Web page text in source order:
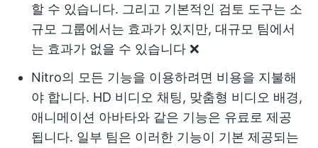
할 수 있습니다. 그리고 기본적인 검토 도구는 소
규모 그룹에서는 효과가 있지만, 대규모 팀에서
는 효과가 없을 수 있습니다 ❌
Nitro의 모든 기능을 이용하려면 비용을 지불해
야 합니다. HD 비디오 채팅, 맞춤형 비디오 배경,
애니메이션 아바타와 같은 기능은 유료로 제공
됩니다. 일부 팀은 이러한 기능이 기본 제공되는